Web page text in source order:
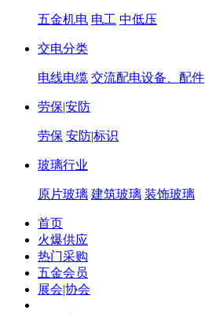
五金机电 电工 中低压
交电分类
电线电缆 交流配电设备、配件
劳保|安防
劳保 安防|标识
玻璃行业
原片玻璃 建筑玻璃 装饰玻璃
首页
火爆供应
热门采购
五金会员
展会|协会